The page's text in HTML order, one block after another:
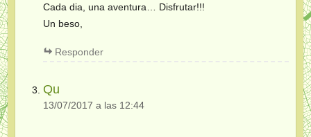
Cada dia, una aventura… Disfrutar!!!
Un beso,
Responder
Qu
13/07/2017 a las 12:44